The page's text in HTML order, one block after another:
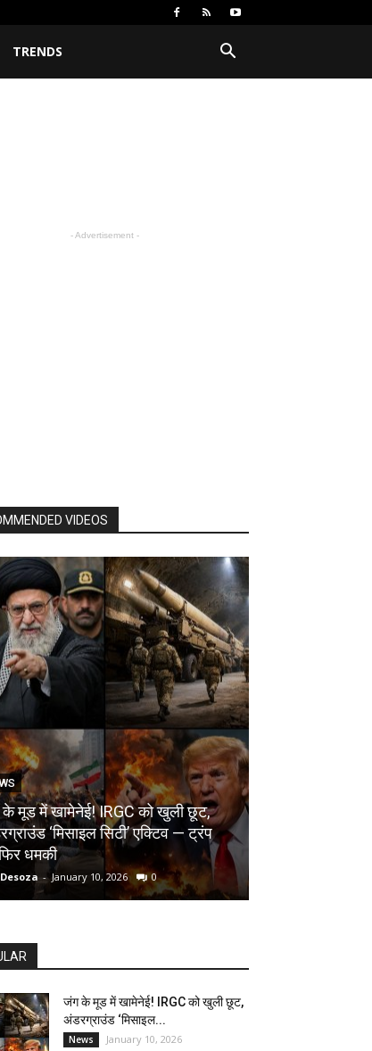
TRENDS
- Advertisement -
VIDEOS
मूड में खामेनेई! IRGC को खुली छूट,
‘मिसाइल सिटी’ एक्टिव — ट्रंप
धमकी
- January 10, 2026 0
जंग के मूड में खामेनेई! IRGC को खुली छूट,
अंडरग्राउंड ‘मिसाइल...
News January 10, 2026